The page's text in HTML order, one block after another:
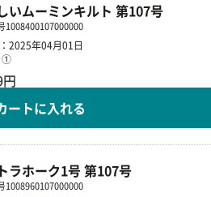
いムーミンキルト 第107号
1008400107000000
2025年04月01日
①
ートに入れる
ラホーク1号 第107号
1008960107000000